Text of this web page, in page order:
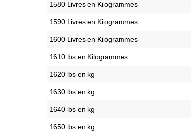
1580 Livres en Kilogrammes
1590 Livres en Kilogrammes
1600 Livres en Kilogrammes
1610 lbs en Kilogrammes
1620 lbs en kg
1630 lbs en kg
1640 lbs en kg
1650 lbs en kg